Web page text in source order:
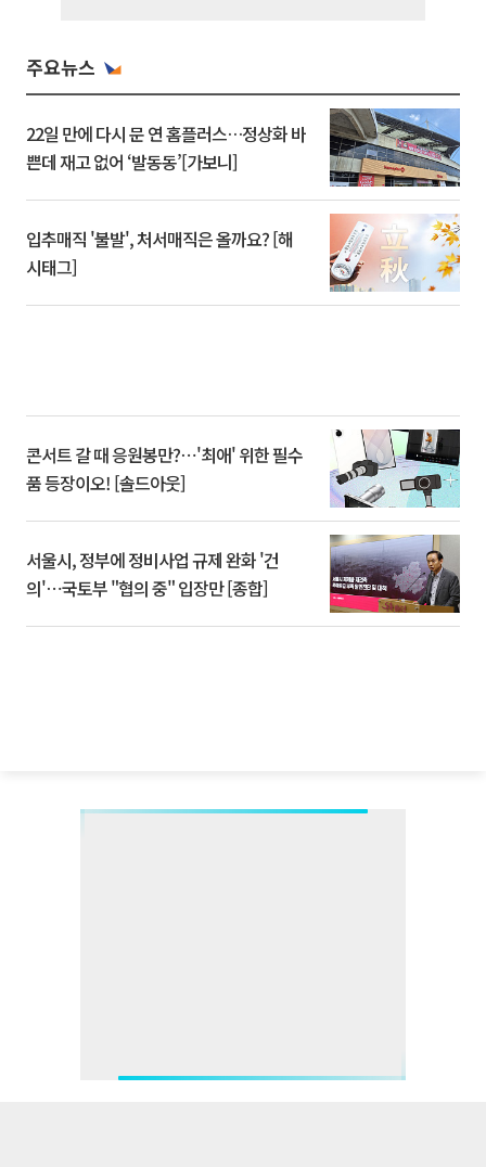
주요뉴스
22일 만에 다시 문 연 홈플러스…정상화 바
쁜데 재고 없어 ‘발동동’[가보니]
입추매직 '불발', 처서매직은 올까요? [해
시태그]
콘서트 갈 때 응원봉만?⋯'최애' 위한 필수
품 등장이오! [솔드아웃]
서울시, 정부에 정비사업 규제 완화 '건
의'⋯국토부 "협의 중" 입장만 [종합]